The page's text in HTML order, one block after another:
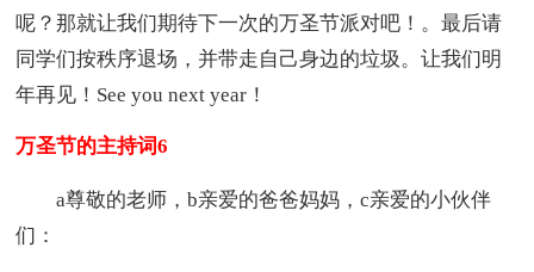
呢？那就让我们期待下一次的万圣节派对吧！。最后请
同学们按秩序退场，并带走自己身边的垃圾。让我们明
年再见！See you next year！
万圣节的主持词6
a尊敬的老师，b亲爱的爸爸妈妈，c亲爱的小伙伴
们：